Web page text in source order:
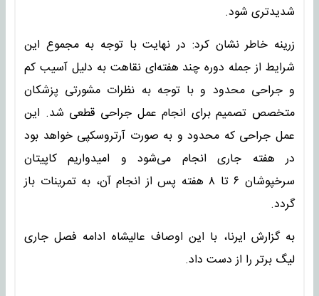
شدیدتری شود.
زرینه خاطر نشان کرد: در نهایت با توجه به مجموع این
شرایط از جمله دوره چند هفته‌ای نقاهت به دلیل آسیب کم
و جراحی محدود و با توجه به نظرات مشورتی پزشکان
متخصص تصمیم برای انجام عمل جراحی قطعی شد. این
عمل جراحی که محدود و به صورت آرتروسکپی خواهد بود
در هفته جاری انجام می‌شود و امیدواریم کاپیتان
سرخپوشان ۶ تا ۸ هفته پس از انجام آن، به تمرینات باز
گردد.
به گزارش ایرنا، با این اوصاف عالیشاه ادامه فصل جاری
لیگ برتر را از دست داد.